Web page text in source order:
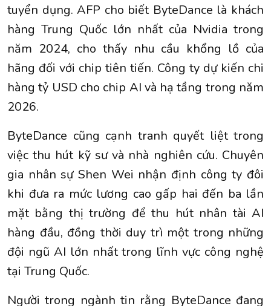
tuyển dụng. AFP cho biết ByteDance là khách
hàng Trung Quốc lớn nhất của Nvidia trong
năm 2024, cho thấy nhu cầu khổng lồ của
hãng đối với chip tiên tiến. Công ty dự kiến chi
hàng tỷ USD cho chip AI và hạ tầng trong năm
2026.
ByteDance cũng cạnh tranh quyết liệt trong
việc thu hút kỹ sư và nhà nghiên cứu. Chuyên
gia nhân sự Shen Wei nhận định công ty đôi
khi đưa ra mức lương cao gấp hai đến ba lần
mặt bằng thị trường để thu hút nhân tài AI
hàng đầu, đồng thời duy trì một trong những
đội ngũ AI lớn nhất trong lĩnh vực công nghệ
tại Trung Quốc.
Người trong ngành tin rằng ByteDance đang